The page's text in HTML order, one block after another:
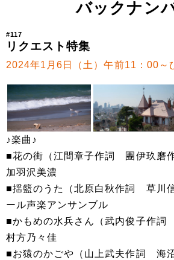
バックナン
#117
リクエスト特集
2024年1月6日（土）午前11：00～
♪楽曲♪
■花の街（江間章子作詞 團伊玖
加羽沢美濃
■揺籃のうた（北原白秋作詞 草川
ール声楽アンサンブル
■かもめの水兵さん（武内俊子作
村方乃々佳
■お猿のかごや（山上武夫作詞 海